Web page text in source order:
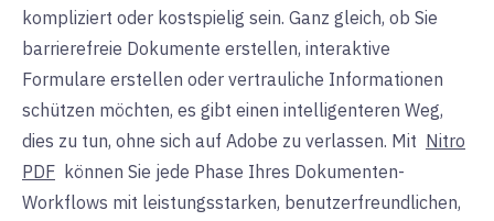
kompliziert oder kostspielig sein. Ganz gleich, ob Sie
barrierefreie Dokumente erstellen, interaktive
Formulare erstellen oder vertrauliche Informationen
schützen möchten, es gibt einen intelligenteren Weg,
dies zu tun, ohne sich auf Adobe zu verlassen. Mit Nitro
PDF können Sie jede Phase Ihres Dokumenten-
Workflows mit leistungsstarken, benutzerfreundlichen,